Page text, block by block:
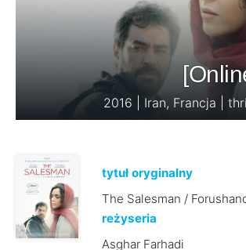
2016 | Iran, Francja |
tytuł oryginalny
The Salesman /
reżyseria
Asghar Farhadi